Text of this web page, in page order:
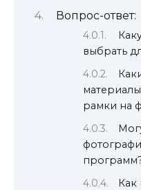
Вопрос-ответ:
выбрать
рамки на